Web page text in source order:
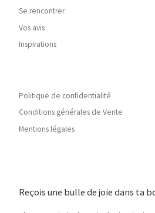
Se rencontrer
Vos avis
Inspirations
Politique de confidentialité
Conditions générales de Vente
Mentions légales
Reçois une bulle de joie dans ta